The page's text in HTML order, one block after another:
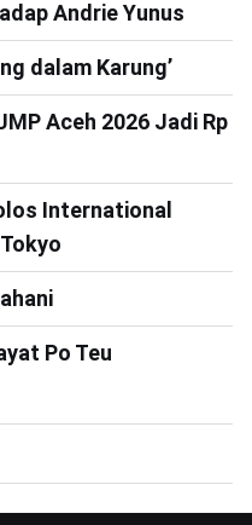
Andrie Yunus
dalam Karung’
Aceh 2026 Jadi Rp
International
Po Teu